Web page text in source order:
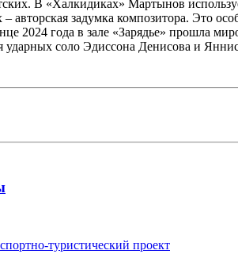
В «Халкидиках» Мартынов
авторская задумка композитора. Это
2024 года в зале «Зарядье» прошла
ударных соло Эдиссона Денисова и
туристический проект